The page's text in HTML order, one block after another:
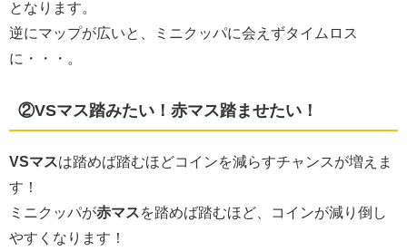
となります。
逆にマップが広いと、ミニクッパに会えずタイムロス
に・・・。
②VSマス踏みたい！赤マス踏ませたい！
VSマスは踏めば踏むほどコインを減らすチャンスが増えま
す！
ミニクッパが赤マスを踏めば踏むほど、コインが減り倒し
やすくなります！